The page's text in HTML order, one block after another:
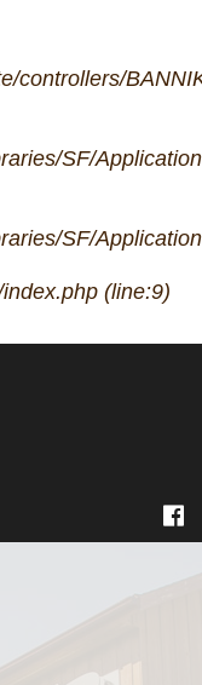
controllers/
SF/
SF/
(line:9)